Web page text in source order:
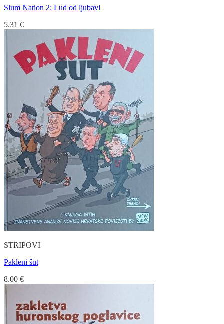
Slum Nation 2: Lud od ljubavi
5.31 €
STRIPOVI
Pakleni šut
8.00 €